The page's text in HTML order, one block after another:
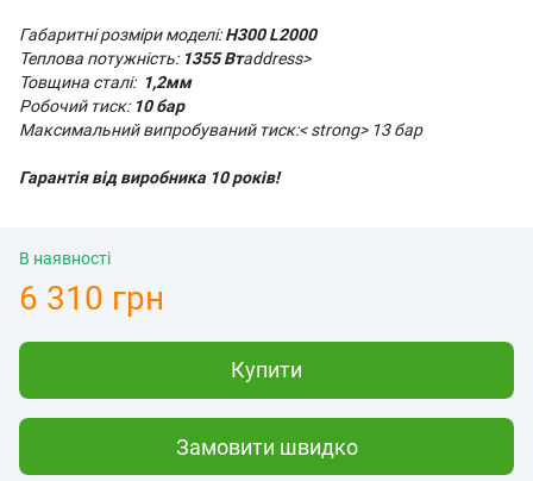
Габаритні розміри моделі: H300 L2000
Теплова потужність:1355 Втaddress>
Товщина сталі: 1,2мм
Робочий тиск:10 бар
Максимальний випробуваний тиск:< strong> 13 бар
Гарантія від виробника 10 років!
В наявності
6 310 грн
Купити
Замовити швидко